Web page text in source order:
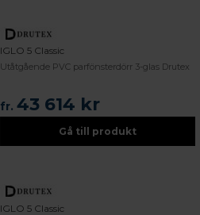
IGLO 5 Classic
Utåtgående PVC parfönsterdörr 3-glas Drutex
fr. 43 614 kr
Gå till produkt
IGLO 5 Classic